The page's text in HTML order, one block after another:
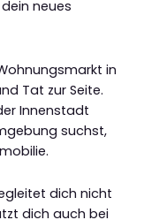
neues
in
Tat zur Seite.
Innenstadt
suchst,
dich nicht
dich auch bei